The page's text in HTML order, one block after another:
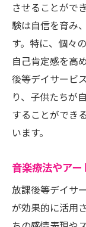
させることがで
験は自信を育み
す。特に、個々
自己肯定感を高
後等デイサービ
り、子供たちが
することができ
います。
音楽療法やア
放課後等デイサ
が効果的に活用